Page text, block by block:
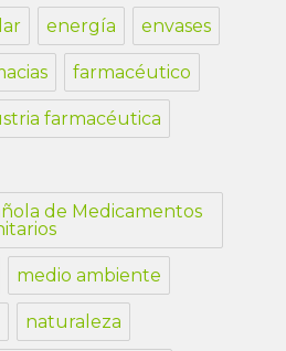
energía envases
farmacéutico
farmacéutica
de Medicamentos
medio ambiente
naturaleza